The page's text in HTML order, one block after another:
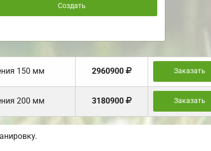
Создать
150 мм 2960900 Заказать
200 мм 3180900 Заказать